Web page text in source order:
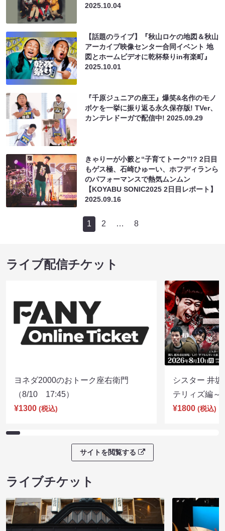
2025.10.04
【話題のライブ】『秋山ロケの地図＆秋山
アーカイブ映像センター合同イベント 地
図とホームビデオに乾杯祭りin有楽町』
2025.10.01
『千原ジュニアの座王』爆笑&名作のモノ
ボケを一挙に振り返る永久保存版! TVer、
カンテレドーガで配信中!2025.09.29
きゃりーが小籔と“子育てトーク”!? 2日目
もゲス極、石崎ひゅーい、ホフディランら
のパフォーマンスで熱気ムンムン
【KOYABU SONIC2025 2日目レポート】
2025.09.16
1 2 … 8
ライブ配信チケット
ヨネダ2000のおトーク座右衛門
（8/10 17:45）
¥1300 (税込)
シスター 井
テリィズ編
¥1800 (税込)
サイトを閲覧する
ライブチケット